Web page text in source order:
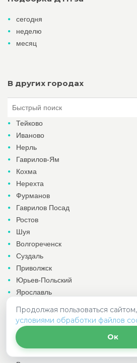
сегодня
неделю
месяц
В других городах
Тейково
Иваново
Нерль
Гаврилов-Ям
Кохма
Нерехта
Фурманов
Гаврилов Посад
Ростов
Шуя
Волгореченск
Суздаль
Приволжск
Юрьев-Польский
Ярославль
Плес
Кострома
Палех
Ковров
Продолжая пользоваться
условиями обработки файлов
Ок